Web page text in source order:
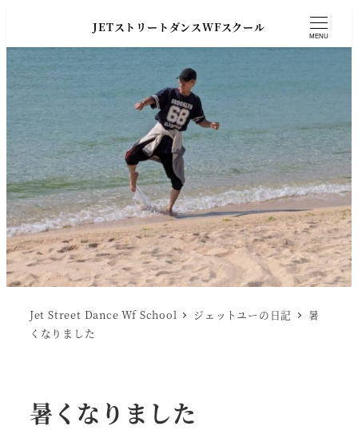
JETストリートダンスWFスクール
MENU
Jet Street Dance Wf School ジェットユーの日記
暑
くなりました
暑くなりました